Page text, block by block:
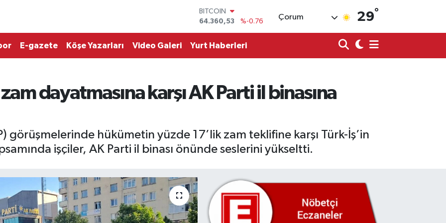
DOLAR
47,7069
%0.17
EURO
55,0265
%0.01
BİST100
13.887
%64
Çorum 29°
E-gazete Köşe Yazarları Video Galeri Yurt Haberleri
dayatmasına karşı AK Parti il binasına
görüşmelerinde hükümetin yüzde 17’lik zam teklifine karşı Türk-İş’in
işçiler, AK Parti il binası önünde seslerini yükseltti.